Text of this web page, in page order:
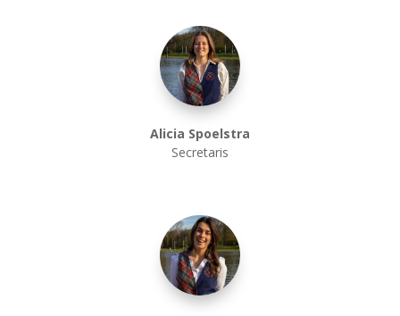
Alicia Spoelstra
Secretaris